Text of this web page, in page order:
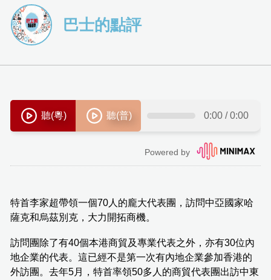
巴士的點評
特首李家超帶領一個70人的龐大代表團，訪問中亞國家哈
薩克和烏茲別克，大力開拓商機。
訪問團除了有40個本港商貿及專業代表之外，亦有30位內
地企業的代表。這已經不是第一次有內地企業參加香港的
外訪團。去年5月，特首率領50多人的商貿代表團出訪中東